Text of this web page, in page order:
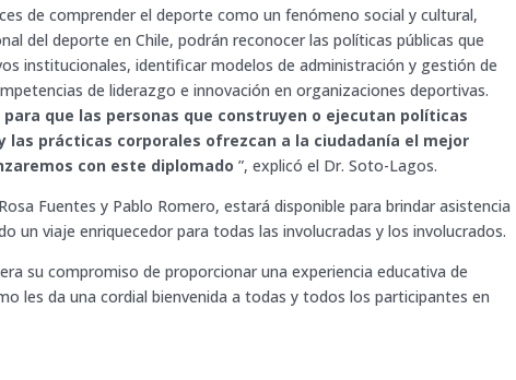
de comprender el deporte como un fenómeno social y cultural,
del deporte en Chile, podrán reconocer las políticas públicas que
institucionales, identificar modelos de administración y gestión de
de liderazgo e innovación en organizaciones deportivas.
que las personas que construyen o ejecutan políticas
las prácticas corporales ofrezcan a la ciudadanía el mejor
con este diplomado ”, explicó el Dr. Soto-Lagos.
Fuentes y Pablo Romero, estará disponible para brindar asistencia
un viaje enriquecedor para todas las involucradas y los involucrados.
su compromiso de proporcionar una experiencia educativa de
les da una cordial bienvenida a todas y todos los participantes en